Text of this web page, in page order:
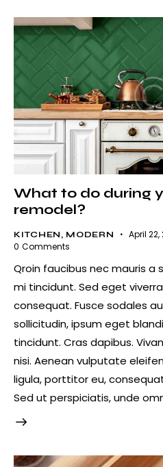
What to do during
remodel?
KITCHEN , MODERN April 22,
0 Comments
Qroin faucibus nec mauris a
mi tincidunt. Sed eget
consequat. Fusce sodales
sollicitudin, ipsum eget
tincidunt. Cras dapibus.
nisi. Aenean vulputate
ligula, porttitor eu,
Sed ut perspiciatis, unde